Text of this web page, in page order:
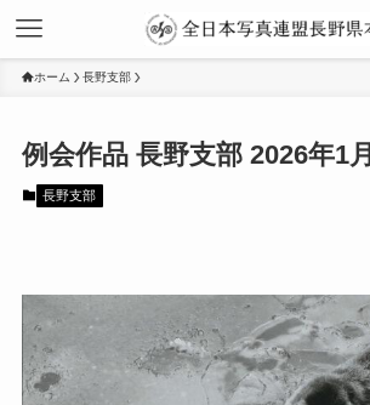
ホーム 長野支部
2026年1月
長野支部